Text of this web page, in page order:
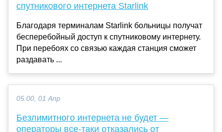
спутникового интернета Starlink
Благодаря терминалам Starlink больницы получат
бесперебойный доступ к спутниковому интернету.
При перебоях со связью каждая станция сможет
раздавать ...
05:00, 01 Апр
Безлимитного интернета не будет —
операторы все-таки отказались от